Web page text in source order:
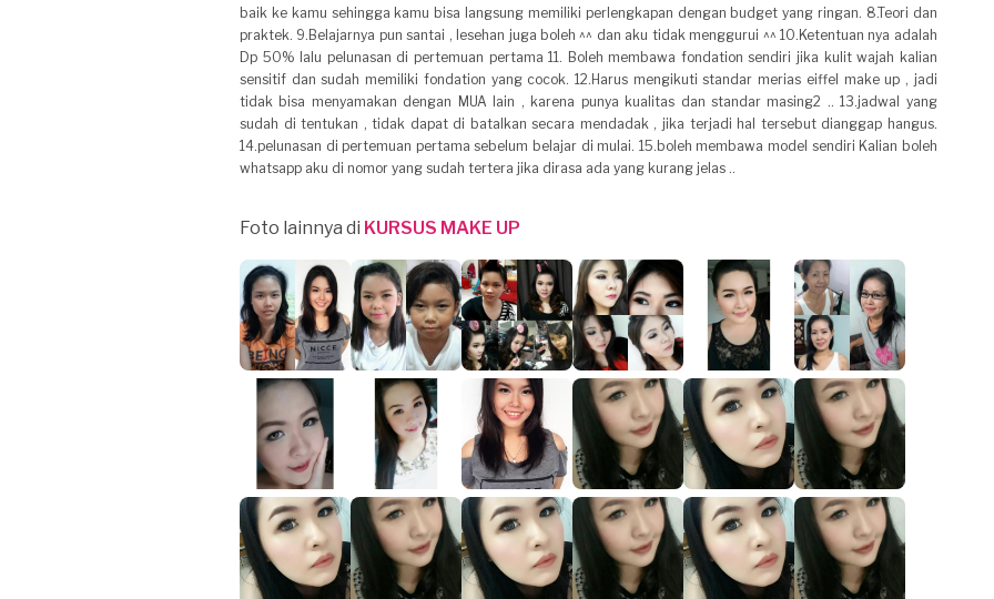
baik ke kamu sehingga kamu bisa langsung memiliki perlengkapan dengan budget yang ringan. 8.Teori dan
praktek. 9.Belajarnya pun santai , lesehan juga boleh ^^ dan aku tidak menggurui ^^ 10.Ketentuan nya adalah
Dp 50% lalu pelunasan di pertemuan pertama 11. Boleh membawa fondation sendiri jika kulit wajah kalian
sensitif dan sudah memiliki fondation yang cocok. 12.Harus mengikuti standar merias eiffel make up , jadi
tidak bisa menyamakan dengan MUA lain , karena punya kualitas dan standar masing2 .. 13.jadwal yang
sudah di tentukan , tidak dapat di batalkan secara mendadak , jika terjadi hal tersebut dianggap hangus.
14.pelunasan di pertemuan pertama sebelum belajar di mulai. 15.boleh membawa model sendiri Kalian boleh
whatsapp aku di nomor yang sudah tertera jika dirasa ada yang kurang jelas ..
Foto lainnya di KURSUS MAKE UP